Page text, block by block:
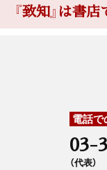
書店員さんたち
『致知』は書
電話
03-
（代表）